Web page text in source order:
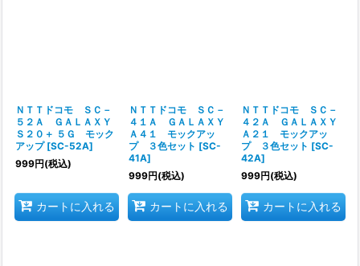
ＮＴＴドコモ ＳＣ－
５２Ａ ＧＡＬＡＸＹ
Ｓ２０＋ ５Ｇ モック
アップ [SC-52A]
999円(税込)
カートに入れる
ＮＴＴドコモ ＳＣ－
４１Ａ ＧＡＬＡＸＹ
Ａ４１ モックアッ
プ ３色セット [SC-
41A]
999円(税込)
カートに入れる
ＮＴＴドコモ ＳＣ－
４２Ａ ＧＡＬＡＸＹ
Ａ２１ モックアッ
プ ３色セット [SC-
42A]
999円(税込)
カートに入れる